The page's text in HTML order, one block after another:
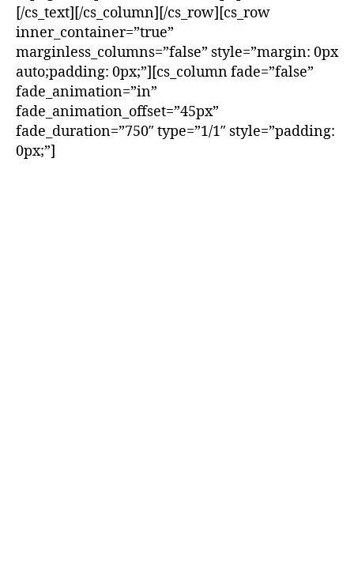
[/cs_text][/cs_column][/cs_row][cs_row
inner_container=”true”
marginless_columns=”false” style=”margin: 0px
auto;padding: 0px;”][cs_column fade=”false”
fade_animation=”in”
fade_animation_offset=”45px”
fade_duration=”750″ type=”1/1″ style=”padding:
0px;”]